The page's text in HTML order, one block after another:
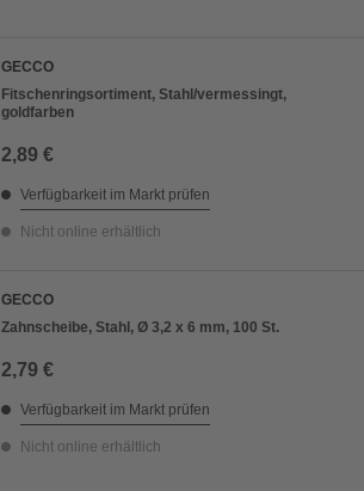
GECCO
Fitschenringsortiment, Stahl/vermessingt,
goldfarben
2,89 €
Verfügbarkeit im Markt prüfen
Nicht online erhältlich
GECCO
Zahnscheibe, Stahl, Ø 3,2 x 6 mm, 100 St.
2,79 €
Verfügbarkeit im Markt prüfen
Nicht online erhältlich